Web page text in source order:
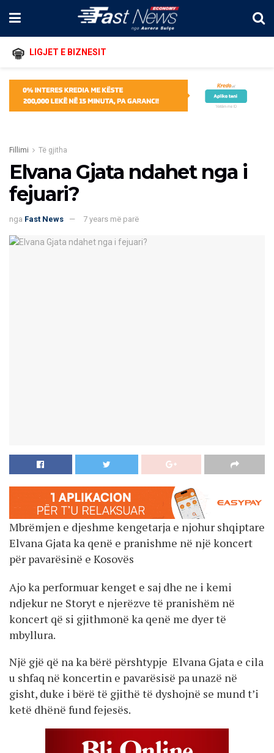
LIGJET E BIZNESIT
Fillimi Të gjitha
Elvana Gjata ndahet nga i
fejuari?
nga Fast News 7 years më parë
Mbrëmjen e djeshme kengetarja e njohur shqiptare
Elvana Gjata ka qenë e pranishme në një koncert
për pavarësinë e Kosovës
Ajo ka performuar kenget e saj dhe ne i kemi
ndjekur ne Storyt e njerëzve të pranishëm në
koncert që si gjithmonë ka qenë me dyer të
mbyllura.
Një gjë që na ka bërë përshtypje Elvana Gjata e cila
u shfaq në koncertin e pavarësisë pa unazë në
gisht, duke i bërë të gjithë të dyshojnë se mund t’i
ketë dhënë fund fejesës.